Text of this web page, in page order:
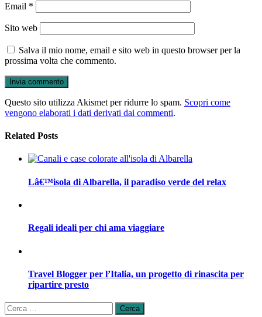
Email *
Sito web
Salva il mio nome, email e sito web in questo browser per la
prossima volta che commento.
Questo sito utilizza Akismet per ridurre lo spam. Scopri come
vengono elaborati i dati derivati dai commenti.
Related Posts
Lâ€™isola di Albarella, il paradiso verde del relax
Regali ideali per chi ama viaggiare
Travel Blogger per l’Italia, un progetto di rinascita per
ripartire presto
Ricerca